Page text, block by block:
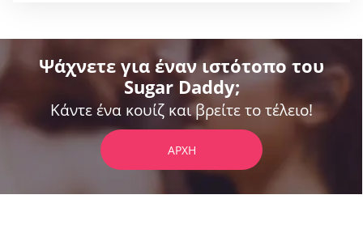
Ψάχνετε για έναν ιστότοπο του
Sugar Daddy;
Κάντε ένα κουίζ και βρείτε το τέλειο!
ΑΡΧΉ